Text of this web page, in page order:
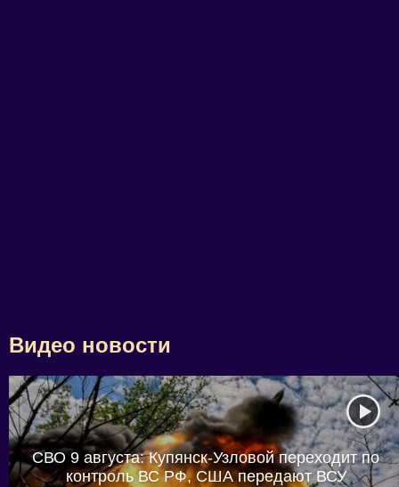
Видео новости
СВО 9 августа: Купянск-Узловой переходит по
контроль ВС РФ, США передают ВСУ